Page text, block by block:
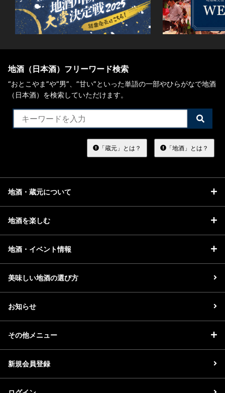
地酒（日本酒）フリーワード検索
“おとこやま”や“男”、”甘い”といった単語の一部やひらがなで地酒
（日本酒）を検索していただけます。
検
索
る
「蔵元」とは？ 「地酒」とは？
地酒・蔵元について
地酒を楽しむ
地酒・イベント情報
美味しい地酒の選び方
お知らせ
その他メニュー
新規会員登録